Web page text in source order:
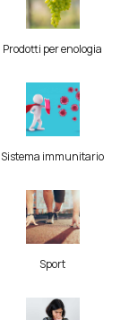
Prodotti per enologia
Sistema immunitario
Sport